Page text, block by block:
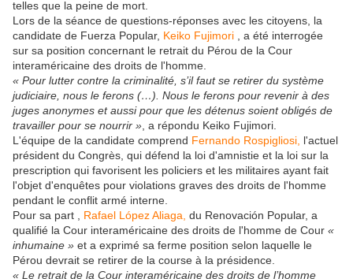
telles que la peine de mort.
Lors de la séance de questions-réponses avec les citoyens, la
candidate de Fuerza Popular, Keiko Fujimori , a été interrogée
sur sa position concernant le retrait du Pérou de la Cour
interaméricaine des droits de l'homme.
« Pour lutter contre la criminalité, s’il faut se retirer du système
judiciaire, nous le ferons (…). Nous le ferons pour revenir à des
juges anonymes et aussi pour que les détenus soient obligés de
travailler pour se nourrir » , a répondu Keiko Fujimori.
L'équipe de la candidate comprend Fernando Rospigliosi, l'actuel
président du Congrès, qui défend la loi d'amnistie et la loi sur la
prescription qui favorisent les policiers et les militaires ayant fait
l'objet d'enquêtes pour violations graves des droits de l'homme
pendant le conflit armé interne.
Pour sa part , Rafael López Aliaga, du Renovación Popular, a
qualifié la Cour interaméricaine des droits de l'homme de Cour «
inhumaine » et a exprimé sa ferme position selon laquelle le
Pérou devrait se retirer de la course à la présidence.
« Le retrait de la Cour interaméricaine des droits de l’homme